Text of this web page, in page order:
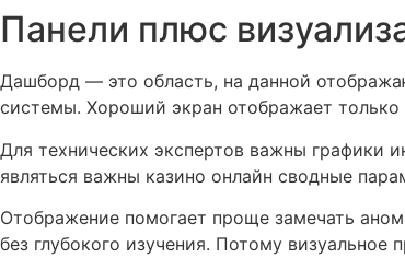
Панели плюс
Дашборд — это область, на данной
системы. Хороший экран отображает
Для технических экспертов важны графики
являться важны казино онлайн сводные
Отображение помогает проще замечать
без глубокого изучения. Потому